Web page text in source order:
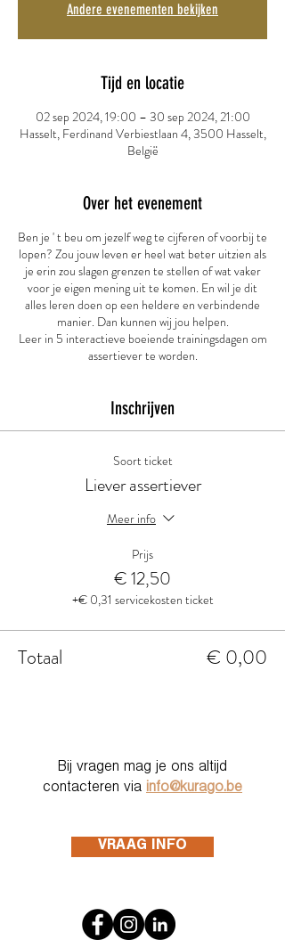
Andere evenementen bekijken
Tijd en locatie
02 sep 2024, 19:00 – 30 sep 2024, 21:00
Hasselt, Ferdinand Verbiestlaan 4, 3500 Hasselt,
België
Over het evenement
Ben je ' t beu om jezelf weg te cijferen of voorbij te
lopen? Zou jouw leven er heel wat beter uitzien als
je erin zou slagen grenzen te stellen of wat vaker
voor je eigen mening uit te komen. En wil je dit
alles leren doen op een heldere en verbindende
manier. Dan kunnen wij jou helpen.
Leer in 5 interactieve boeiende trainingsdagen om
assertiever te worden.
Inschrijven
Soort ticket
Liever assertiever
Meer info
Prijs
€ 12,50
+€ 0,31 servicekosten ticket
Totaal € 0,00
Bij vragen mag je ons altijd
contacteren via info@kurago.be
VRAAG INFO